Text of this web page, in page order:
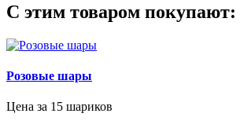
С этим товаром покупают:
Розовые шары
Цена за 15 шариков